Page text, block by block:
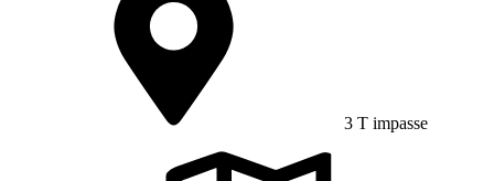
3 T impasse